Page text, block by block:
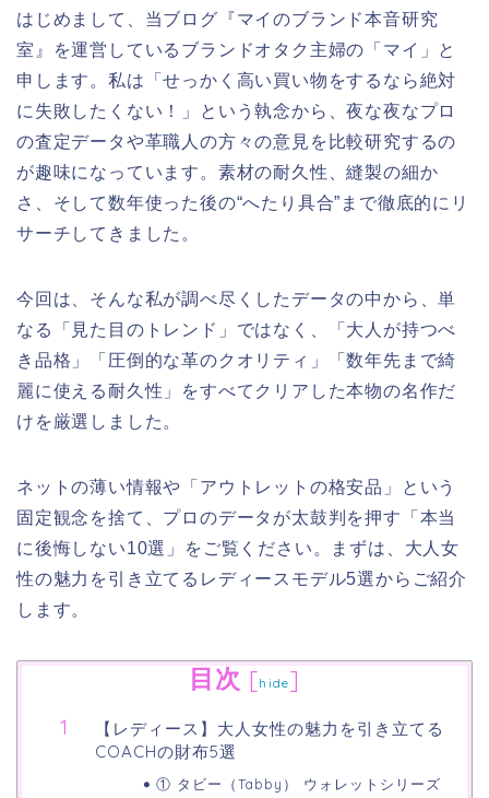
はじめまして、当ブログ『マイのブランド本音研究
室』を運営しているブランドオタク主婦の「マイ」と
申します。私は「せっかく高い買い物をするなら絶対
に失敗したくない！」という執念から、夜な夜なプロ
の査定データや革職人の方々の意見を比較研究するの
が趣味になっています。素材の耐久性、縫製の細か
さ、そして数年使った後の“へたり具合”まで徹底的にリ
サーチしてきました。
今回は、そんな私が調べ尽くしたデータの中から、単
なる「見た目のトレンド」ではなく、「大人が持つべ
き品格」「圧倒的な革のクオリティ」「数年先まで綺
麗に使える耐久性」をすべてクリアした本物の名作だ
けを厳選しました。
ネットの薄い情報や「アウトレットの格安品」という
固定観念を捨て、プロのデータが太鼓判を押す「本当
に後悔しない10選」をご覧ください。まずは、大人女
性の魅力を引き立てるレディースモデル5選からご紹介
します。
目次 [hide]
【レディース】大人女性の魅力を引き立てる
COACHの財布5選
① タビー（Tabby） ウォレットシリーズ